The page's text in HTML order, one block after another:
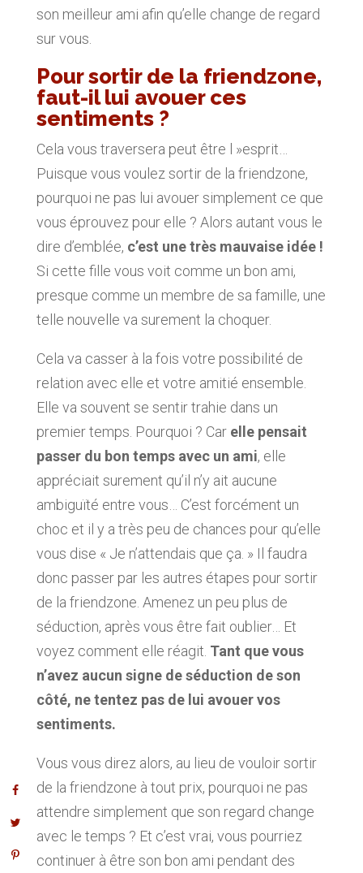
son meilleur ami afin qu’elle change de regard
sur vous.
Pour sortir de la friendzone,
faut-il lui avouer ces
sentiments ?
Cela vous traversera peut être l »esprit…
Puisque vous voulez sortir de la friendzone,
pourquoi ne pas lui avouer simplement ce que
vous éprouvez pour elle ? Alors autant vous le
dire d’emblée, c’est une très mauvaise idée !
Si cette fille vous voit comme un bon ami,
presque comme un membre de sa famille, une
telle nouvelle va surement la choquer.
Cela va casser à la fois votre possibilité de
relation avec elle et votre amitié ensemble.
Elle va souvent se sentir trahie dans un
premier temps. Pourquoi ? Car elle pensait
passer du bon temps avec un ami, elle
appréciait surement qu’il n’y ait aucune
ambiguïté entre vous… C’est forcément un
choc et il y a très peu de chances pour qu’elle
vous dise « Je n’attendais que ça. » Il faudra
donc passer par les autres étapes pour sortir
de la friendzone. Amenez un peu plus de
séduction, après vous être fait oublier… Et
voyez comment elle réagit. Tant que vous
n’avez aucun signe de séduction de son
côté, ne tentez pas de lui avouer vos
sentiments.
Vous vous direz alors, au lieu de vouloir sortir
de la friendzone à tout prix, pourquoi ne pas
attendre simplement que son regard change
avec le temps ? Et c’est vrai, vous pourriez
continuer à être son bon ami pendant des